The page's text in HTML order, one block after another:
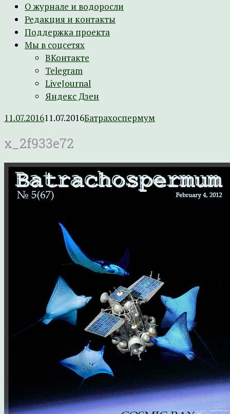
О журнале и водоросли
Редакция и контакты
Поддержка проекта
Мы в соцсетях
ВКонтакте
Telegram
LiveJournal
Яндекс Дзен
11.07.201611.07.2016Батрахоспермум
x_2f933e72